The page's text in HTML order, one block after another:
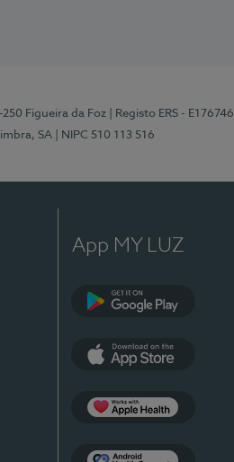
250 Figueira da Foz | Registo ERS - E176746
SA
| NIPC 510 113 516
App MY LUZ